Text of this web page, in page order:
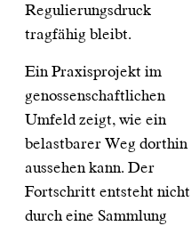
Regulierungsdruck
tragfähig bleibt.
Ein Praxisprojekt im
genossenschaftlichen
Umfeld zeigt, wie ein
belastbarer Weg dorthin
aussehen kann. Der
Fortschritt entsteht nicht
durch eine Sammlung